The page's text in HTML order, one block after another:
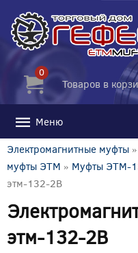
0
Товаров в
Меню
Электромагнитные муфты »
муфты ЭТМ » Муфты ЭТМ-
этм-132-2В
этм-132-2В